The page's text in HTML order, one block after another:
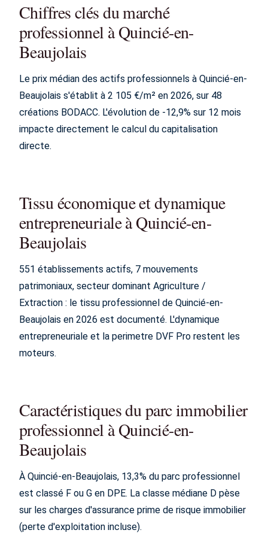
Chiffres clés du marché
professionnel à Quincié-en-
Beaujolais
Le prix médian des actifs professionnels à Quincié-en-
Beaujolais s'établit à 2 105 €/m² en 2026, sur 48
créations BODACC. L'évolution de -12,9% sur 12 mois
impacte directement le calcul du capitalisation
directe.
Tissu économique et dynamique
entrepreneuriale à Quincié-en-
Beaujolais
551 établissements actifs, 7 mouvements
patrimoniaux, secteur dominant Agriculture /
Extraction : le tissu professionnel de Quincié-en-
Beaujolais en 2026 est documenté. L'dynamique
entrepreneuriale et la perimetre DVF Pro restent les
moteurs.
Caractéristiques du parc immobilier
professionnel à Quincié-en-
Beaujolais
À Quincié-en-Beaujolais, 13,3% du parc professionnel
est classé F ou G en DPE. La classe médiane D pèse
sur les charges d'assurance prime de risque immobilier
(perte d'exploitation incluse).